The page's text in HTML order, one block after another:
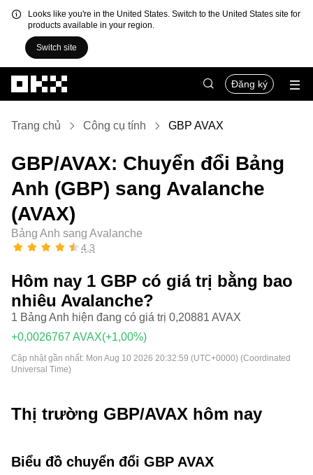
Looks like you're in the United States. Switch to the United States site for
products available in your region.
Switch site
Đăng ký
Trang chủ Công cụ tính GBP AVAX
GBP/AVAX: Chuyển đổi Bảng
Anh (GBP) sang Avalanche
(AVAX)
Bảng Anh sang Avalanche
4,3
Hôm nay 1 GBP có giá trị bằng bao
nhiêu Avalanche?
1 Bảng Anh hiện đang có giá trị 0,20881 AVAX
+0,0026767 AVAX(+1,00%)
Cập nhật gần nhất: Mon Aug 10 2026 20:32:59 (UTC+0000) (Coordinated
Universal Time)
Thị trường GBP/AVAX hôm nay
Biểu đồ chuyển đổi GBP AVAX